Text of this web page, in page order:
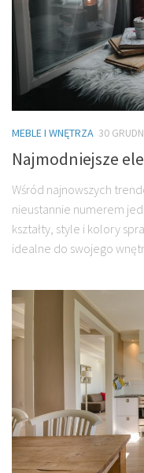
MEBLE I WNĘTRZA 30
Najmodniejsze
Wśród najnowszych
nieustannie numerem
kształty, style i kolory
idealne do swojego